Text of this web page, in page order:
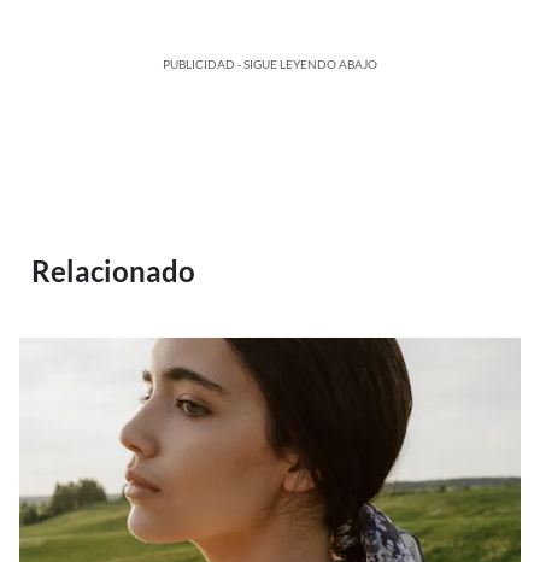
PUBLICIDAD - SIGUE LEYENDO ABAJO
Relacionado